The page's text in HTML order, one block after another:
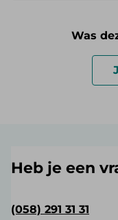
Was
Heb je een
(058) 291 31 31